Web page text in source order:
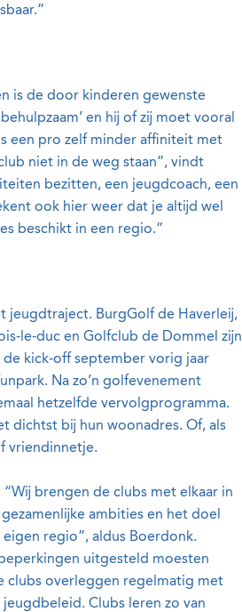
is de door kinderen gewenste
en hij of zij moet vooral
een pro zelf minder affiniteit met
niet in de weg staan”, vindt
bezitten, een jeugdcoach, een
ook hier weer dat je altijd wel
beschikt in een regio.”
jeugdtraject. BurgGolf de Haverleij,
le-duc en Golfclub de Dommel zijn
de kick-off september vorig jaar
Na zo’n golfevenement
hetzelfde vervolgprogramma.
dichtst bij hun woonadres. Of, als
vriendinnetje.
brengen de clubs met elkaar in
ambities en het doel
regio”, aldus Boerdonk.
uitgesteld moesten
clubs overleggen regelmatig met
Clubs leren zo van